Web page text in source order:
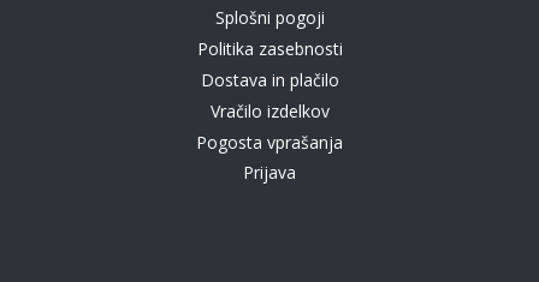
Splošni pogoji
Politika zasebnosti
Dostava in plačilo
Vračilo izdelkov
Pogosta vprašanja
Prijava